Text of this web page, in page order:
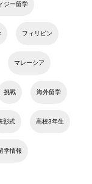
ジー留学
フィリピン
マレーシア
挑戦 海外留学
彰式 高校3年生
学情報